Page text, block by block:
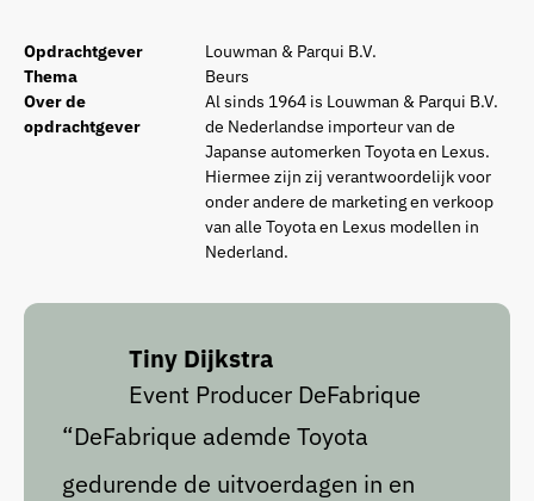
Opdrachtgever
Louwman & Parqui B.V.
Thema
Beurs
Over de
opdrachtgever
Al sinds 1964 is Louwman & Parqui B.V.
de Nederlandse importeur van de
Japanse automerken Toyota en Lexus.
Hiermee zijn zij verantwoordelijk voor
onder andere de marketing en verkoop
van alle Toyota en Lexus modellen in
Nederland.
Tiny Dijkstra
Event Producer DeFabrique
“DeFabrique ademde Toyota
gedurende de uitvoerdagen in en